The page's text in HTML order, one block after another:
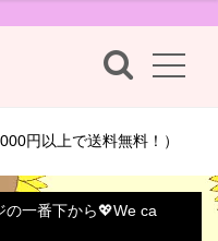
円以上で送料無料！）
の一番下から💖We ca